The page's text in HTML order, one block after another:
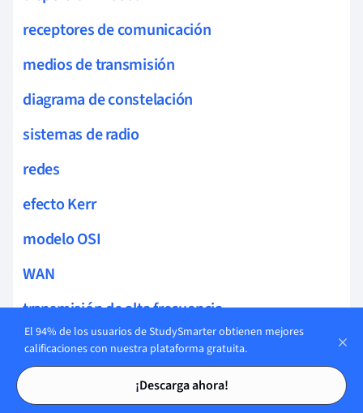
Tarjetas de estudio
Tarjetas de estudio
receptores de comunicación
medios de transmisión
diagrama de constelación
sistemas de radio
redes
efecto Kerr
modelo OSI
WAN
transmisión de alta frecuencia
emisores y receptores
rango de frecuencias
El 94% de los usuarios de StudySmarter obtienen mejores
calificaciones con nuestra plataforma gratuita.
¡Descarga ahora!